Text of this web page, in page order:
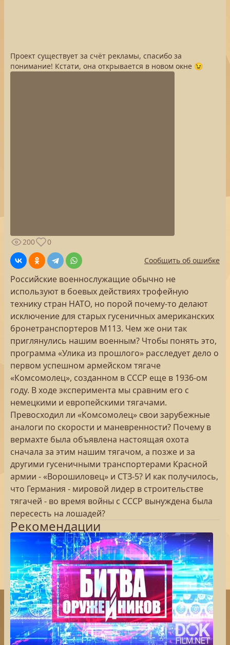
Проект существует за счёт рекламы, спасибо за
понимание! Кстати, она открывается в новом окне 😉
200
0
Сообщить об ошибке
Российские военнослужащие обычно не
используют в боевых действиях трофейную
технику стран НАТО, но порой почему-то делают
исключение для старых гусеничных американских
бронетранспортеров М113. Чем же они так
приглянулись нашим военным? Чтобы понять это,
программа «Улика из прошлого» расследует дело о
первом успешном армейском тягаче
«Комсомолец», созданном в СССР еще в 1936-ом
году. В ходе эксперимента мы сравним его с
немецкими и европейскими тягачами.
Превосходил ли «Комсомолец» свои зарубежные
аналоги по скорости и маневренности? Почему в
вермахте была объявлена настоящая охота
сначала за этим нашим тягачом, а позже и за
другими гусеничными транспортерами Красной
армии - «Ворошиловец» и СТЗ-5? И как получилось,
что Германия - мировой лидер в строительстве
тягачей - во время войны с СССР вынуждена была
пересесть на лошадей?
Рекомендации